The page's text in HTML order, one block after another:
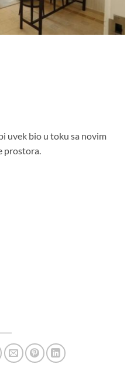
uvek bio u toku sa novim
prostora.